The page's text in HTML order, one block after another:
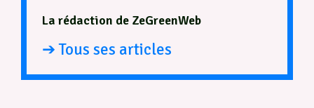
La rédaction de ZeGreenWeb
➔ Tous ses articles